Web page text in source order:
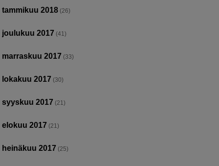
tammikuu 2018 (26)
joulukuu 2017 (41)
marraskuu 2017 (33)
lokakuu 2017 (30)
syyskuu 2017 (21)
elokuu 2017 (21)
heinäkuu 2017 (25)